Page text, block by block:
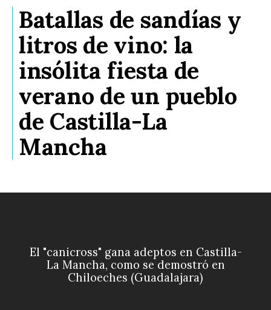
Batallas de sandías y
litros de vino: la
insólita fiesta de
verano de un pueblo
de Castilla-La
Mancha
El "canicross" gana adeptos en Castilla-
La Mancha, como se demostró en
Chiloeches (Guadalajara)